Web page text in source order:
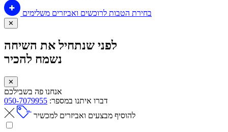
בחירת הטבות לרוכשים ואביזרים משלימים
✕
לפני שנתחיל את השיחה
נשמח להכיר
✕
אנחנו פה בשבילכם
דברו איתנו במספר: 050-7079955
להוסיף מבצעים ואביזרים למכשיר